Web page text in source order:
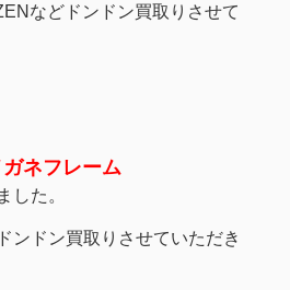
などドンドン買取りさせて
ネフレーム
した。
ンドン買取りさせていただき